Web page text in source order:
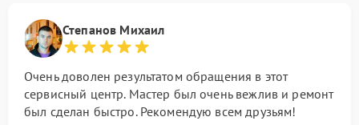
Степанов Михаил
Очень доволен результатом обращения в этот
сервисный центр. Мастер был очень вежлив и ремонт
был сделан быстро. Рекомендую всем друзьям!